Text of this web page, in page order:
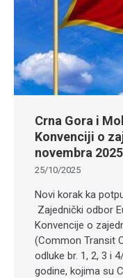
Crna Gora i
Konvenciji o
novembra
25/10/2025
Novi korak ka
Zajednički odbor
Konvencije o
(Common Transit
odluke br. 1, 2, 3 i
godine, kojima su